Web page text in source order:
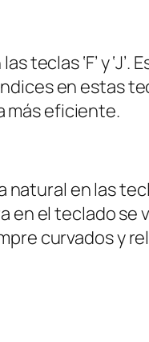
‘F’ y ‘J’.
en estas
más eficiente.
natural en las
en el teclado se
curvados y